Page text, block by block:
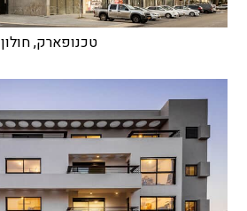
טכנופארק, חולון